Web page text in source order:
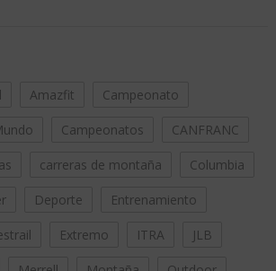
Amazfit Campeonato
Campeonatos CANFRANC
carreras de montaña Columbia
Deporte Entrenamiento
Extremo ITRA JLB